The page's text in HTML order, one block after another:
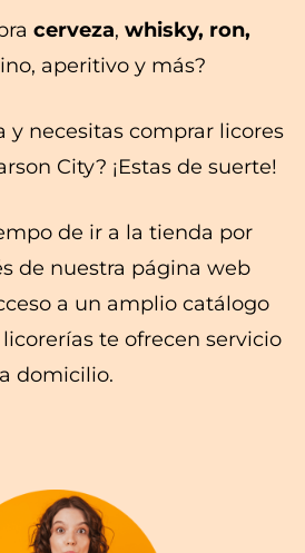
cerveza, whisky, ron,
aperitivo y más?
y necesitas comprar licores
City? ¡Estas de suerte!
de ir a la tienda por
de nuestra página web
a un amplio catálogo
te ofrecen servicio
a domicilio.